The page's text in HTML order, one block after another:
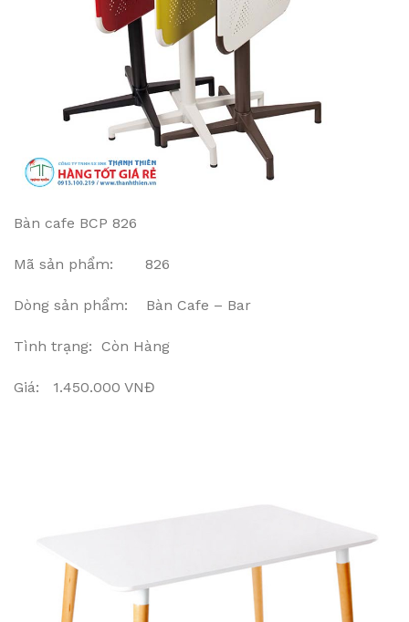
Bàn cafe BCP 826
Mã sản phẩm: 826
Dòng sản phẩm: Bàn Cafe – Bar
Tình trạng: Còn Hàng
Giá: 1.450.000 VNĐ